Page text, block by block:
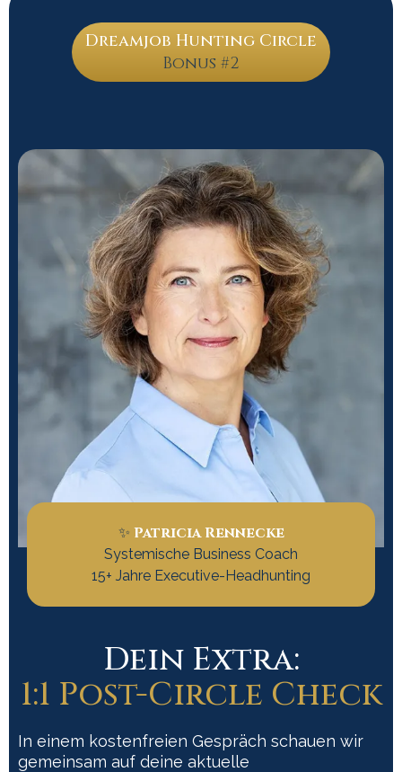
Dreamjob Hunting Circle
Bonus #2
✨ Patricia Rennecke
Systemische Business Coach
15+ Jahre Executive-Headhunting
Dein Extra:
1:1 Post-Circle Check
In einem kostenfreien Gespräch schauen wir
gemeinsam auf deine aktuelle